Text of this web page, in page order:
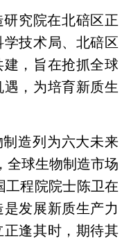
究院在北碚区正
技术局、北碚区
，旨在抢抓全球
，为培育新质生
造列为六大未来
球生物制造市场
工程院院士陈卫在
发展新质生产力
逢其时，期待其